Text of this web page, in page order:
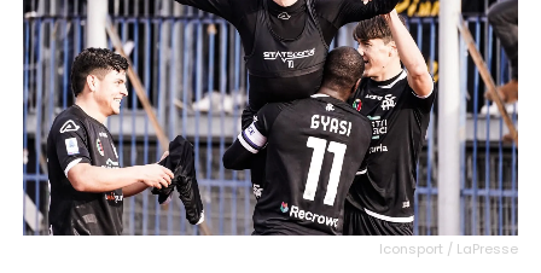
Iconsport / LaPresse